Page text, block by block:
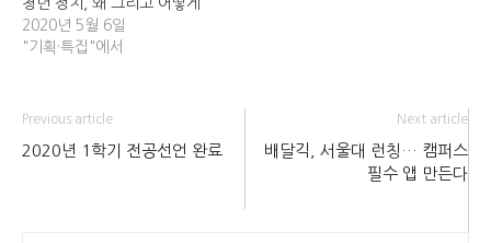
청년 정치, 왜 그리고 어떻게
2020년 5월 6일
"기획·특집"에서
Previous article
2020년 1학기 전공선언 완료
Next article
배달긱, 서울대 런칭… 캠퍼스
필수 앱 만든다